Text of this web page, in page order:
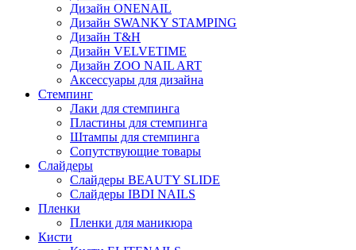
Дизайн ONENAIL
Дизайн SWANKY STAMPING
Дизайн T&H
Дизайн VELVETIME
Дизайн ZOO NAIL ART
Аксессуары для дизайна
Стемпинг
Лаки для стемпинга
Пластины для стемпинга
Штампы для стемпинга
Сопутствующие товары
Слайдеры
Слайдеры BEAUTY SLIDE
Слайдеры IBDI NAILS
Пленки
Пленки для маникюра
Кисти